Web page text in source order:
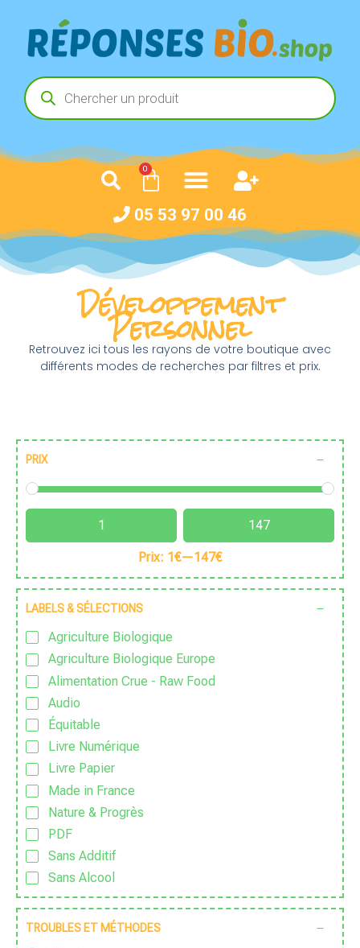
0
05 53 97 00 46
Développement
Personnel
Retrouvez ici tous les rayons de votre boutique avec
différents modes de recherches par filtres et prix.
PRIX
Prix: 1€—147€
LABELS & SÉLECTIONS
Agriculture Biologique
Agriculture Biologique Europe
Alimentation Crue - Raw Food
Audio
Équitable
Livre Numérique
Livre Papier
Made in France
Nature & Progrès
PDF
Sans Additif
Sans Alcool
Sans colorant
Sans Conservateur
TROUBLES ET MÉTHODES